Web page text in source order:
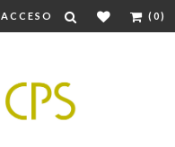
ACCESO (0)